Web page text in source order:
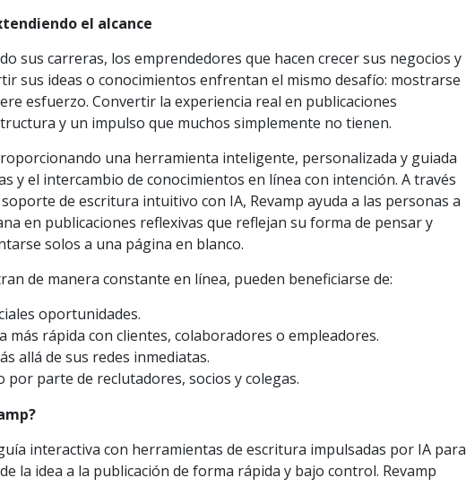
el alcance
sus carreras, los emprendedores que hacen crecer sus negocios y
sus ideas o conocimientos enfrentan el mismo desafío: mostrarse
esfuerzo. Convertir la experiencia real en publicaciones
y un impulso que muchos simplemente no tienen.
una herramienta inteligente, personalizada y guiada
y el intercambio de conocimientos en línea con intención. A través
de escritura intuitivo con IA, Revamp ayuda a las personas a
en publicaciones reflexivas que reflejan su forma de pensar y
solos a una página en blanco.
de manera constante en línea, pueden beneficiarse de:
oportunidades.
más rápida con clientes, colaboradores o empleadores.
allá de sus redes inmediatas.
parte de reclutadores, socios y colegas.
interactiva con herramientas de escritura impulsadas por IA para
la idea a la publicación de forma rápida y bajo control. Revamp